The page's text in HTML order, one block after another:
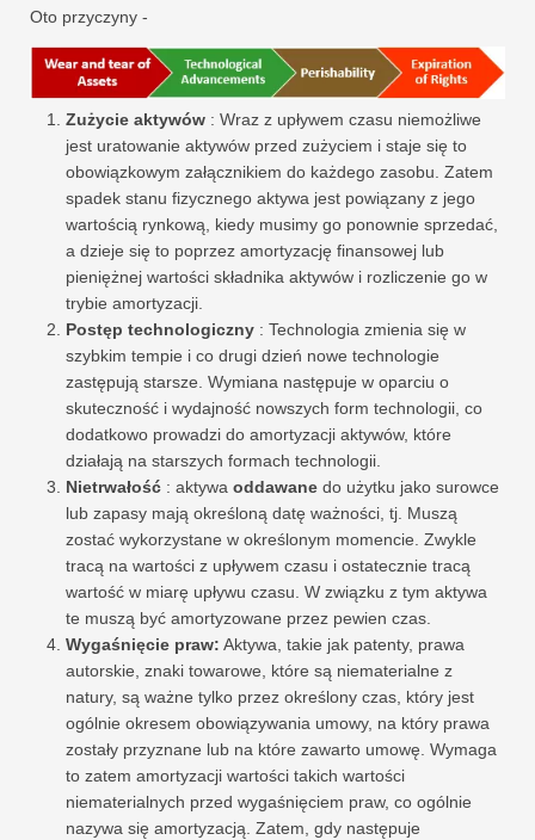
Oto przyczyny -
Zużycie aktywów : Wraz z upływem czasu niemożliwe
jest uratowanie aktywów przed zużyciem i staje się to
obowiązkowym załącznikiem do każdego zasobu. Zatem
spadek stanu fizycznego aktywa jest powiązany z jego
wartością rynkową, kiedy musimy go ponownie sprzedać,
a dzieje się to poprzez amortyzację finansowej lub
pieniężnej wartości składnika aktywów i rozliczenie go w
trybie amortyzacji.
Postęp technologiczny : Technologia zmienia się w
szybkim tempie i co drugi dzień nowe technologie
zastępują starsze. Wymiana następuje w oparciu o
skuteczność i wydajność nowszych form technologii, co
dodatkowo prowadzi do amortyzacji aktywów, które
działają na starszych formach technologii.
Nietrwałość : aktywa oddawane do użytku jako surowce
lub zapasy mają określoną datę ważności, tj. Muszą
zostać wykorzystane w określonym momencie. Zwykle
tracą na wartości z upływem czasu i ostatecznie tracą
wartość w miarę upływu czasu. W związku z tym aktywa
te muszą być amortyzowane przez pewien czas.
Wygaśnięcie praw: Aktywa, takie jak patenty, prawa
autorskie, znaki towarowe, które są niematerialne z
natury, są ważne tylko przez określony czas, który jest
ogólnie okresem obowiązywania umowy, na który prawa
zostały przyznane lub na które zawarto umowę. Wymaga
to zatem amortyzacji wartości takich wartości
niematerialnych przed wygaśnięciem praw, co ogólnie
nazywa się amortyzacją. Zatem, gdy następuje